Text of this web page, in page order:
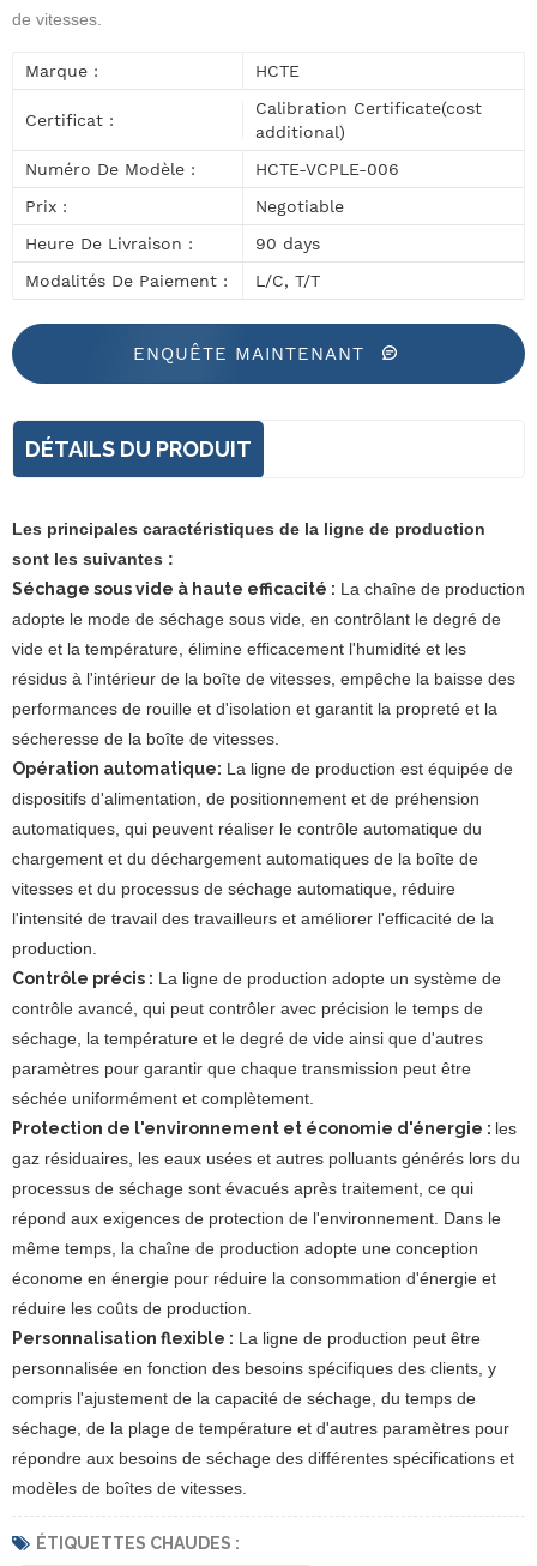
de vitesses.
Marque : HCTE
Certificat :
Calibration Certificate(cost
additional)
Numéro De Modèle :
HCTE-VCPLE-006
Prix :
Negotiable
Heure De Livraison :
90 days
Modalités De Paiement :
L/C, T/T
ENQUÊTE MAINTENANT
DÉTAILS DU PRODUIT
Les principales caractéristiques de la ligne de production
sont les suivantes :
Séchage sous vide à haute efficacité : La chaîne de production
adopte le mode de séchage sous vide, en contrôlant le degré de
vide et la température, élimine efficacement l'humidité et les
résidus à l'intérieur de la boîte de vitesses, empêche la baisse des
performances de rouille et d'isolation et garantit la propreté et la
sécheresse de la boîte de vitesses.
Opération automatique: La ligne de production est équipée de
dispositifs d'alimentation, de positionnement et de préhension
automatiques, qui peuvent réaliser le contrôle automatique du
chargement et du déchargement automatiques de la boîte de
vitesses et du processus de séchage automatique, réduire
l'intensité de travail des travailleurs et améliorer l'efficacité de la
production.
Contrôle précis : La ligne de production adopte un système de
contrôle avancé, qui peut contrôler avec précision le temps de
séchage, la température et le degré de vide ainsi que d'autres
paramètres pour garantir que chaque transmission peut être
séchée uniformément et complètement.
Protection de l'environnement et économie d'énergie : les
gaz résiduaires, les eaux usées et autres polluants générés lors du
processus de séchage sont évacués après traitement, ce qui
répond aux exigences de protection de l'environnement. Dans le
même temps, la chaîne de production adopte une conception
économe en énergie pour réduire la consommation d'énergie et
réduire les coûts de production.
Personnalisation flexible : La ligne de production peut être
personnalisée en fonction des besoins spécifiques des clients, y
compris l'ajustement de la capacité de séchage, du temps de
séchage, de la plage de température et d'autres paramètres pour
répondre aux besoins de séchage des différentes spécifications et
modèles de boîtes de vitesses.
ÉTIQUETTES CHAUDES :